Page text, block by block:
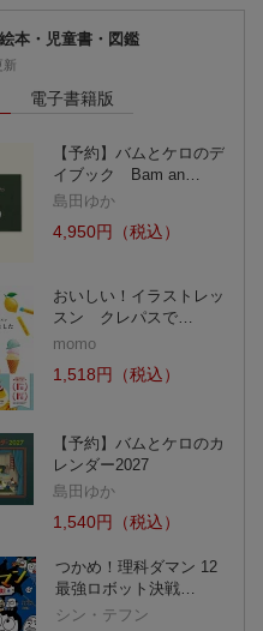
本・児童書・図鑑
新
電子書籍版
【予約】バムとケロのデ
イブック Bam an…
島田ゆか
4,950円（税込）
おいしい！イラストレッ
スン クレパスで…
momo
1,518円（税込）
【予約】バムとケロのカ
レンダー2027
島田ゆか
1,540円（税込）
つかめ！理科ダマン 12
最強ロボット決戦…
シン・テフン